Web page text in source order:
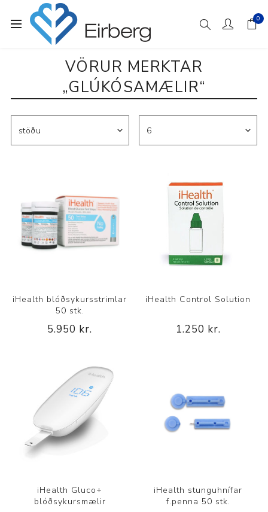
0
VÖRUR MERKTAR
„GLÚKÓSAMÆLIR“
iHealth blóðsykursstrimlar
50 stk.
5.950 kr.
iHealth Control Solution
1.250 kr.
iHealth Gluco+
blóðsykursmælir
iHealth stunguhnífar
f.penna 50 stk.